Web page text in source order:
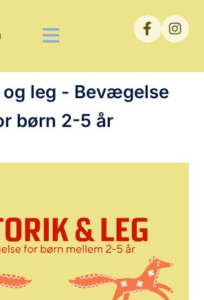
leg - Bevægelse
børn 2-5 år